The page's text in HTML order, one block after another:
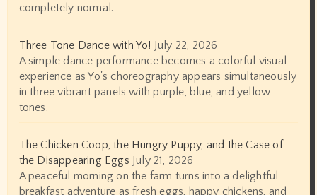
completely normal.
Three Tone Dance with Yo! July 22, 2026
A simple dance performance becomes a colorful visual
experience as Yo's choreography appears simultaneously
in three vibrant panels with purple, blue, and yellow
tones.
The Chicken Coop, the Hungry Puppy, and the Case of
the Disappearing Eggs July 21, 2026
A peaceful morning on the farm turns into a delightful
breakfast adventure as fresh eggs, happy chickens, and